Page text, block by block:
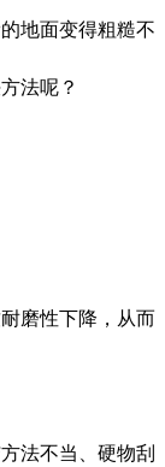
地面变得粗糙不
法呢？
磨性下降，从而
法不当、硬物刮